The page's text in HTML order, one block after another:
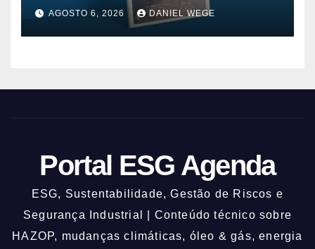
AGOSTO 6, 2026 DANIEL WEGE
Portal ESG Agenda
ESG, Sustentabilidade, Gestão de Riscos e
Segurança Industrial | Conteúdo técnico sobre
HAZOP, mudanças climáticas, óleo & gás, energia